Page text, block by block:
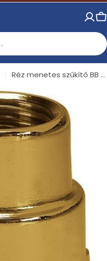
Réz menetes szűkítő BB 3/4"-1/2"